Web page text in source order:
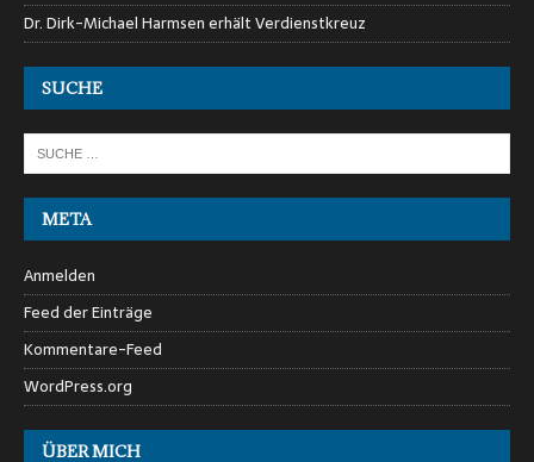
Dr. Dirk-Michael Harmsen erhält Verdienstkreuz
SUCHE
META
Anmelden
Feed der Einträge
Kommentare-Feed
WordPress.org
ÜBER MICH